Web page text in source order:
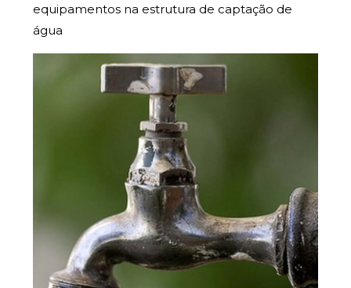
equipamentos na estrutura de captação de
água